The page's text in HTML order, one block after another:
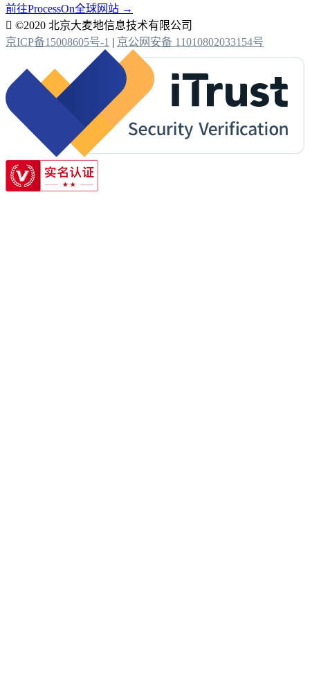
前往ProcessOn全球网站 →
 ©2020 北京大麦地信息技术有限公司
京ICP备15008605号-1 | 京公网安备 11010802033154号